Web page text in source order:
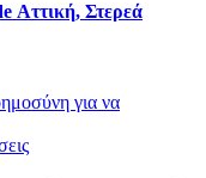
Αττική, Στερεά